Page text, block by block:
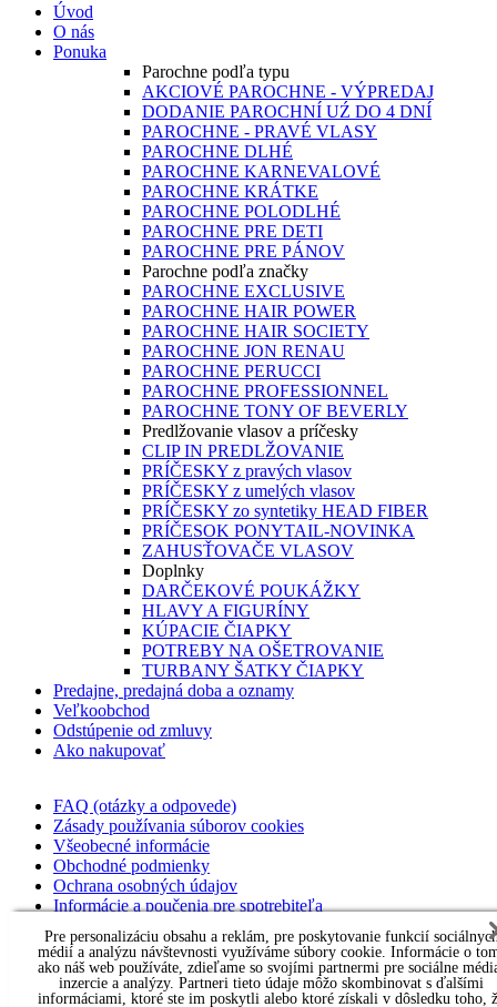
Úvod
O nás
Ponuka
Parochne podľa typu
AKCIOVÉ PAROCHNE - VÝPREDAJ
DODANIE PAROCHNÍ UŹ DO 4 DNÍ
PAROCHNE - PRAVÉ VLASY
PAROCHNE DLHÉ
PAROCHNE KARNEVALOVÉ
PAROCHNE KRÁTKE
PAROCHNE POLODLHÉ
PAROCHNE PRE DETI
PAROCHNE PRE PÁNOV
Parochne podľa značky
PAROCHNE EXCLUSIVE
PAROCHNE HAIR POWER
PAROCHNE HAIR SOCIETY
PAROCHNE JON RENAU
PAROCHNE PERUCCI
PAROCHNE PROFESSIONNEL
PAROCHNE TONY OF BEVERLY
Predlžovanie vlasov a príčesky
CLIP IN PREDLŽOVANIE
PRÍČESKY z pravých vlasov
PRÍČESKY z umelých vlasov
PRÍČESKY zo syntetiky HEAD FIBER
PRÍČESOK PONYTAIL-NOVINKA
ZAHUSŤOVAČE VLASOV
Doplnky
DARČEKOVÉ POUKÁŽKY
HLAVY A FIGURÍNY
KÚPACIE ČIAPKY
POTREBY NA OŠETROVANIE
TURBANY ŠATKY ČIAPKY
Predajne, predajná doba a oznamy
Veľkoobchod
Odstúpenie od zmluvy
Ako nakupovať
FAQ (otázky a odpovede)
Zásady používania súborov cookies
Všeobecné informácie
Obchodné podmienky
Ochrana osobných údajov
Informácie a poučenia pre spotrebiteľa
Kontakt pre veľkoobchod
Návody a formuláre
Vysvetlivky k názvom textílií
Pre personalizáciu obsahu a reklám, pre poskytovanie funkcií
médií a analýzu návštevnosti využíváme súbory cookie. Informácie o
ako náš web používáte, zdieľame so svojími partnermi pre sociálne
inzercie a analýzy. Partneri tieto údaje môžo skombinovat s ďalšími
informáciami, ktoré ste im poskytli alebo ktoré získali v dôsledku toho,